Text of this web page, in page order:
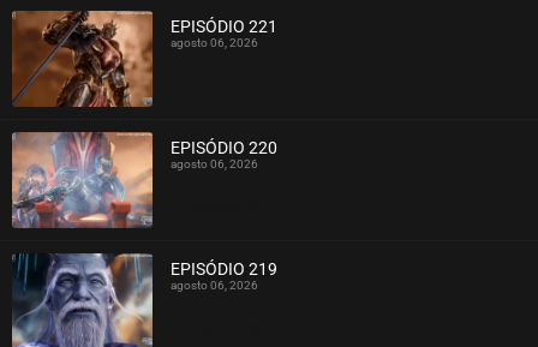
EPISÓDIO 221
agosto 06, 2026
EPISÓDIO 220
agosto 06, 2026
EPISÓDIO 219
agosto 06, 2026